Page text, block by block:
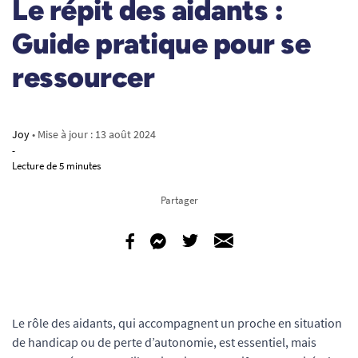
Le répit des aidants :
Guide pratique pour se
ressourcer
Joy• Mise à jour : 13 août 2024
-
Lecture de 5 minutes
Partager
Le rôle des aidants, qui accompagnent un proche en situation
de handicap ou de perte d’autonomie, est essentiel, mais